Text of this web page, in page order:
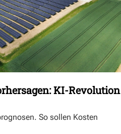
KI-Revolution
So sollen Kosten